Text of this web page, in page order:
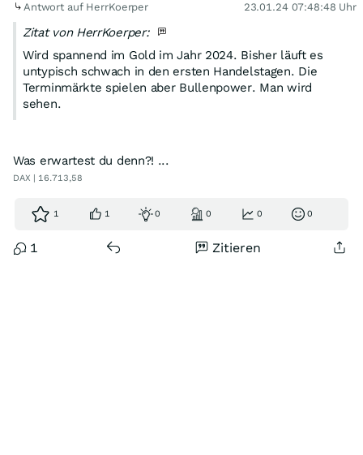
Antwort auf HerrKoerper 23.01.24 07:48:48 Uhr
Zitat von HerrKoerper:
Wird spannend im Gold im Jahr 2024. Bisher läuft es
untypisch schwach in den ersten Handelstagen. Die
Terminmärkte spielen aber Bullenpower. Man wird
sehen.
Was erwartest du denn?! ...
DAX | 16.713,58
1 1 0 0 0 0
1 Zitieren